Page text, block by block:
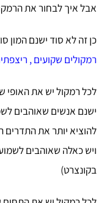
אבל איך לבחור את
כן זה לא סוד ישנם המון
רמקולים שקועים,
לכל רמקול יש את האופי
ישנם אנשים שאוהבים
להוציא יותר את התדרים
ויש כאלה שאוהבים
בקונצרט)